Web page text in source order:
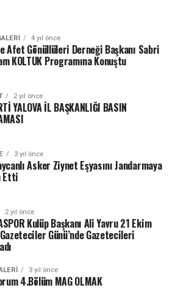
4 yıl önce
Afet Gönüllüleri Derneği Başkanı Sabri
KOLTUK Programına Konuştu
2 yıl önce
YALOVA İL BAŞKANLIĞI BASIN
3 yıl önce
Asker Ziynet Eşyasını Jandarmaya
Etti
2 yıl önce
Kulüp Başkanı Ali Yavru 21 Ekim
Günü’nde Gazetecileri
3 yıl önce
4.Bölüm MAG OLMAK